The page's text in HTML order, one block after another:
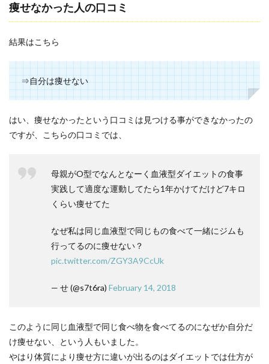
痩せなかった人の口コミ
結果はこちら
⇒自分は痩せない
はい、痩せなかったという口コミは見つける事ができなかったの
ですが、こちらの口コミでは、
母親がO型でなんとなーく血液型ダイエットの食事
実践して適度な運動してたら1年かけてだけど7キロ
くらい痩せてた
なぜ私は同じ血液型で同じもの食べて一緒にジムも
行ってるのに痩せない？
pic.twitter.com/ZGY3A9CcUk
— せ (@s7t6ra) February 14, 2018
このように同じ血液型で同じ食べ物を食べてるのになぜか自分だ
け痩せない、という人もいました。
やはり体質により痩せ方に違いが出るのはダイエットでは仕方が